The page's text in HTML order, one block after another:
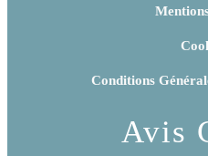
Conditions
Avis